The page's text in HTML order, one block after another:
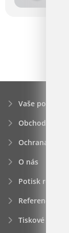
Vaše poptávka
Obchodní
Ochrana
O nás
Potisk
Reference
Tiskové zprávy